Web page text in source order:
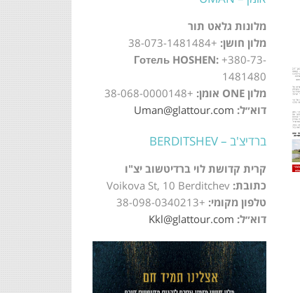
מלונות גלאט תור
מלון חושן: +38-073-1481484
Готель HOSHEN:+380-73-
1481480
מלון ONE אומן:
+38-068-0000148
דוא״ל: Uman@glattour.com
ברדיצ'ב – BERDITSHEV
קרית קדושת לוי ברדיטשוב יצ"ו
כתובת: Voikova St, 10 Berditchev
טלפון מקומי: +38-098-0340213
דוא״ל: Kkl@glattour.com